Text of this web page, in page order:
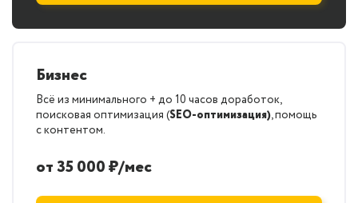
Бизнес
Всё из минимального + до 10 часов доработок,
поисковая оптимизация (SEO-оптимизация), помощь
с контентом.
от 35 000 ₽/мес